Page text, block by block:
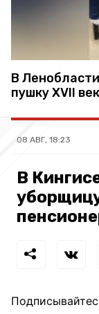
В
пушку XVII
08 АВГ, 18:23
В